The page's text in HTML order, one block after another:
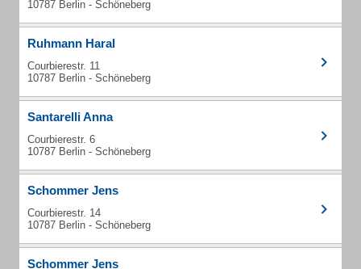
10787 Berlin - Schöneberg
Ruhmann Haral
Courbierestr. 11
10787 Berlin - Schöneberg
Santarelli Anna
Courbierestr. 6
10787 Berlin - Schöneberg
Schommer Jens
Courbierestr. 14
10787 Berlin - Schöneberg
Schommer Jens